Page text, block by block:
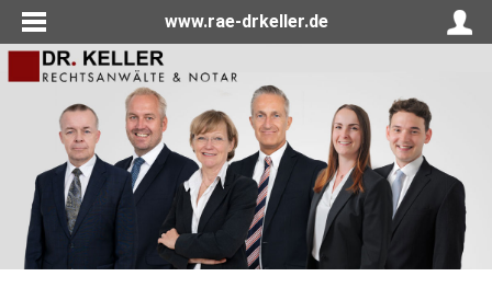
www.rae-drkeller.de